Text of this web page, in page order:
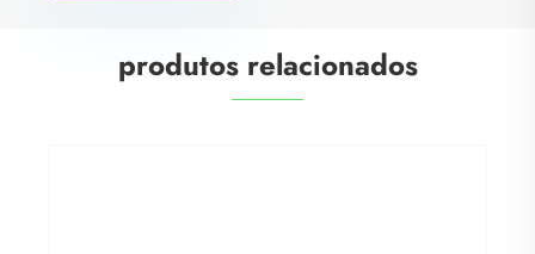
produtos relacionados